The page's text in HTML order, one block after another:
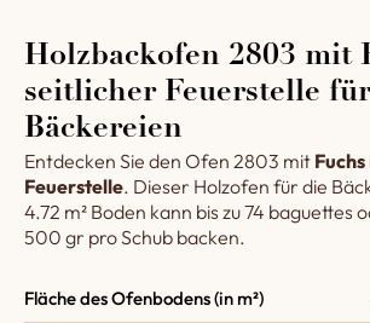
Holzbackofen 2803 mit
seitlicher Feuerstelle für
Bäckereien
Entdecken Sie den Ofen 2803 mit Fuchs
Feuerstelle. Dieser Holzofen für die
4.72 m² Boden kann bis zu 74 baguettes
500 gr pro Schub backen.
Fläche des Ofenbodens (in m²)